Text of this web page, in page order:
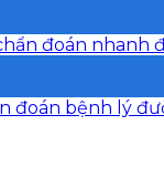
đoán nhanh
đoán bệnh lý